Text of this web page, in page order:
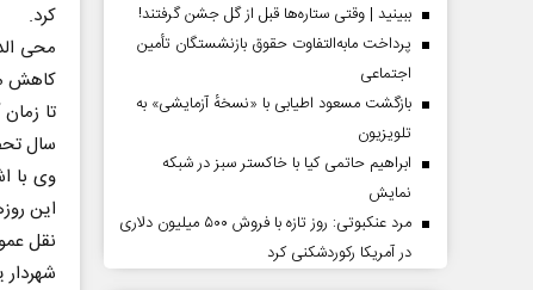
کرد.
محی
کاهش
تا
سال
وی با
این
نقل
ببینید | وقتی ستاره‌ها قبل از گل جشن گرفتند!
پرداخت مابه‌التفاوت حقوق بازنشستگان تأمین
اجتماعی
بازگشت مسعود اطیابی با «نسخهٔ آزمایشی» به
تلویزیون
ابراهیم حاتمی کیا با خاکستر سبز در شبکه
نمایش
مرد عنکبوتی: روز تازه با فروش ۵۰۰ میلیون دلاری
در آمریکا رکوردشکنی کرد